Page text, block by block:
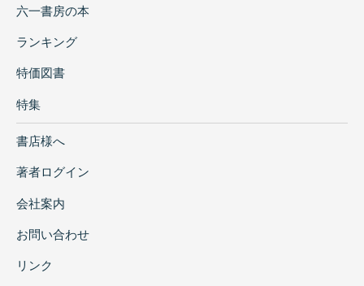
六一書房の本
ランキング
特価図書
特集
書店様へ
著者ログイン
会社案内
お問い合わせ
リンク